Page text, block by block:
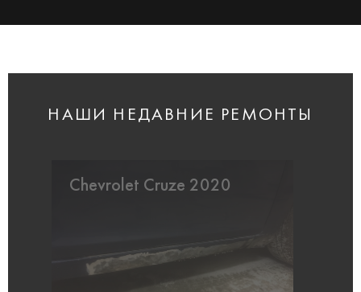
НАШИ НЕДАВНИЕ РЕМОНТЫ
Chevrolet Cruze 2020